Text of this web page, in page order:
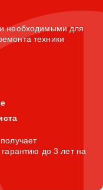
необходимыми для
техники
до 3 лет на